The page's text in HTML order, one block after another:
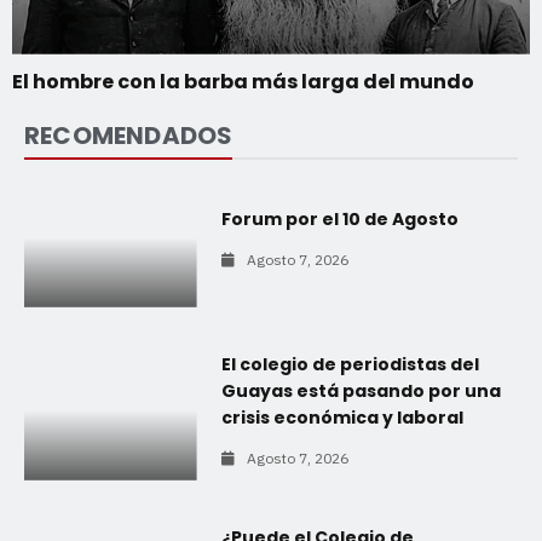
El hombre con la barba más larga del mundo
RECOMENDADOS
Forum por el 10 de Agosto
Agosto 7, 2026
El colegio de periodistas del
Guayas está pasando por una
crisis económica y laboral
Agosto 7, 2026